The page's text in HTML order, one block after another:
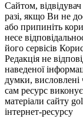
Сайтом,
разі, якщо Ви не
або припиніть
несе
його сервісів
Редакція не
наведеної
думки, висловлені
сам ресурс
матеріали сайту
інтернет-ресурсу